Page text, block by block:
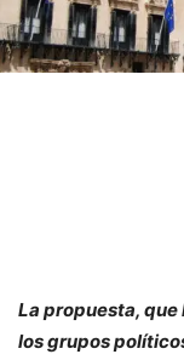
La propuesta,
los grupos